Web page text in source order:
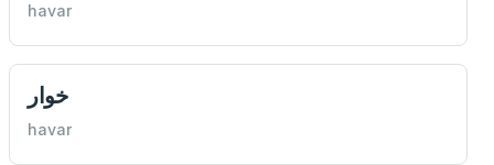
havar
خوار
havar